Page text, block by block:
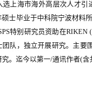
选上海市海外高层次人才引
硕士毕业于中科院宁波材料
特别研究员资助在
团队，独立开展研究。主要
。迄今以第一/通讯作者(含